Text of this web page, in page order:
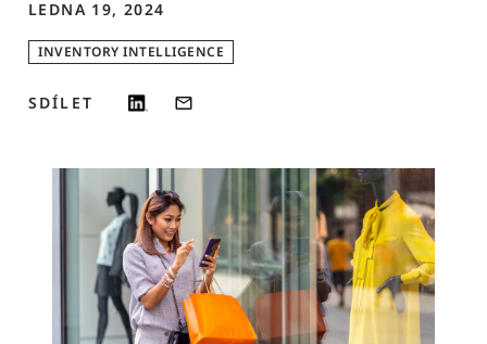
LEDNA 19, 2024
INVENTORY INTELLIGENCE
SDÍLET